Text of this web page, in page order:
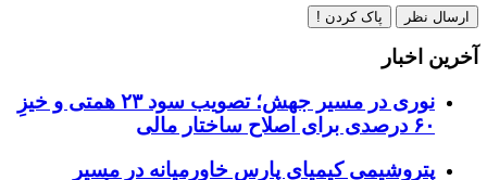
ارسال نظر پاک کردن !
آخرین اخبار
نوری در مسیر جهش؛ تصویب سود ۲۳ همتی و خیزِ
۶۰ درصدی برای اصلاح ساختار مالی
پتروشیمی کیمیای پارس خاورمیانه در مسیر